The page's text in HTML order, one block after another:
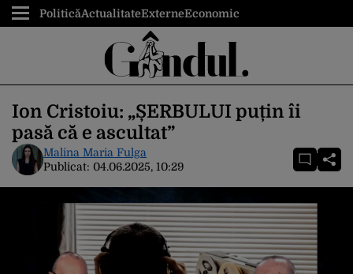
PoliticăActualitateExterneEconomic
Ion Cristoiu: „ȘERBULUI puțin îi
pasă că e ascultat”
Malina Maria Fulga
Publicat: 04.06.2025, 10:29